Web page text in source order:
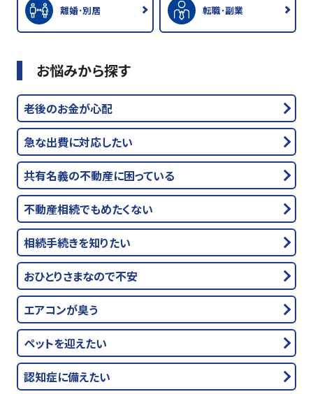
離婚･別居 転職･副業
お悩みから探す
老後のお金が心配
急な出費に対応したい
共有名義の不動産に困っている
不動産相続でもめたくない
相続手続きを知りたい
おひとりさまなので不安
エアコンが臭う
ペットを迎えたい
認知症に備えたい